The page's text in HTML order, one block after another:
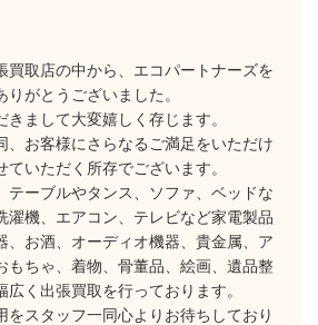
買取店の中から、エコパートナーズを
がとうございました。
まして大変嬉しく存じます。
、お客様にさらなるご満足をいただけ
いただく所存でございます。
テーブルやタンス、ソファ、ベッドな
濯機、エアコン、テレビなど家電製品
、お酒、オーディオ機器、貴金属、ア
もちゃ、着物、骨董品、絵画、遺品整
く出張買取を行っております。
をスタッフ一同心よりお待ちしており